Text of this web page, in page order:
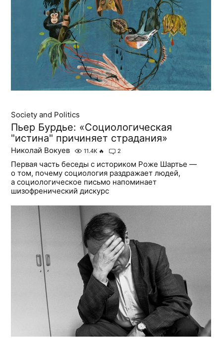
Society and Politics
Пьер Бурдье: «Социологическая
"истина" причиняет страдания»
Николай Вокуев 11.4K 🔥 2
Первая часть беседы с историком Роже Шартье —
о том, почему социология раздражает людей,
а социологическое письмо напоминает
шизофренический дискурс